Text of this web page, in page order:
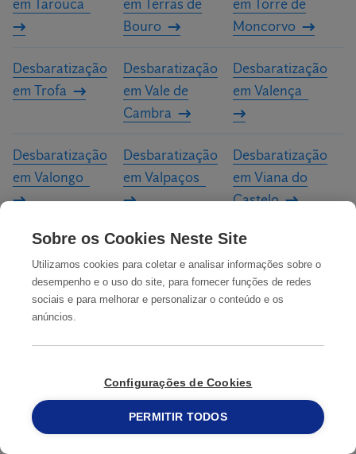
em Tarouca
em Terras de
Bouro
em Torre de
Moncorvo
Desbaratização
em Trofa
Desbaratização
em Vale de
Cambra
Desbaratização
em Valença
Desbaratização
em Valongo
Desbaratização
em Valpaços
Desbaratização
em Viana do
Castelo
Desbaratização
em Vila Flor
Desbaratização
em Vila Nova da
Telha
Desbaratização
em Vila Nova de
Cerveira
em Vila Nova de
em Vila Nova de
em Vila Nova de
Desbaratização
em Vila Pouca de
Desbaratização
em Vila Real
Desbaratização
em Vila Verde
215 913 019
Sobre os Cookies Neste Site
Utilizamos cookies para coletar e analisar informações sobre o
desempenho e o uso do site, para fornecer funções de redes
sociais e para melhorar e personalizar o conteúdo e os
anúncios.
Configurações de Cookies
PERMITIR TODOS